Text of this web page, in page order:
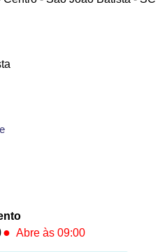
● Abre às 09:00